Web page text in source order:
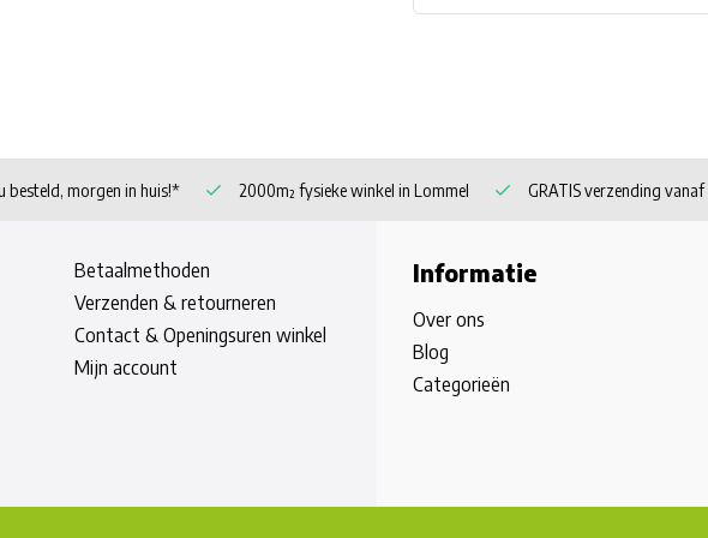
besteld, morgen in huis!* 2000m² fysieke winkel in Lommel GRATIS verzending vanaf
Betaalmethoden
Verzenden & retourneren
Contact & Openingsuren winkel
Mijn account
Informatie
Over ons
Blog
Categorieën